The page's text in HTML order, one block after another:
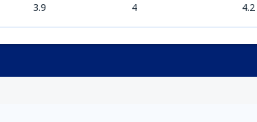
3.9 4 4.2